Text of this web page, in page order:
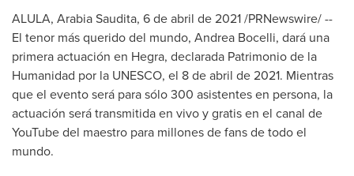
ALULA, Arabia Saudita, 6 de abril de 2021 /PRNewswire/ --
El tenor más querido del mundo, Andrea Bocelli, dará una
primera actuación en Hegra, declarada Patrimonio de la
Humanidad por la UNESCO, el 8 de abril de 2021. Mientras
que el evento será para sólo 300 asistentes en persona, la
actuación será transmitida en vivo y gratis en el canal de
YouTube del maestro para millones de fans de todo el
mundo.